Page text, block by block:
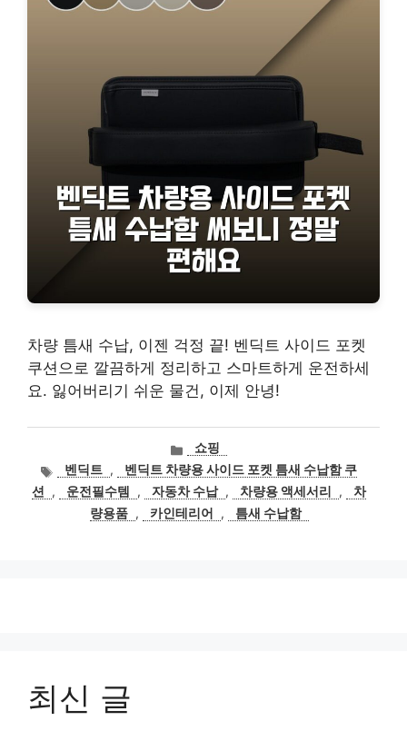
차량 틈새 수납, 이젠 걱정 끝! 벤딕트 사이드 포켓
쿠션으로 깔끔하게 정리하고 스마트하게 운전하세
요. 잃어버리기 쉬운 물건, 이제 안녕!
카
테
고
리
쇼핑
태
그
벤딕트 ,
벤딕트 차량용 사이드 포켓 틈새 수납함 쿠
션
, 운전필수템 , 자동차 수납 , 차량용 액세서리 ,
차
량용품 , 카인테리어 , 틈새 수납함
최신 글